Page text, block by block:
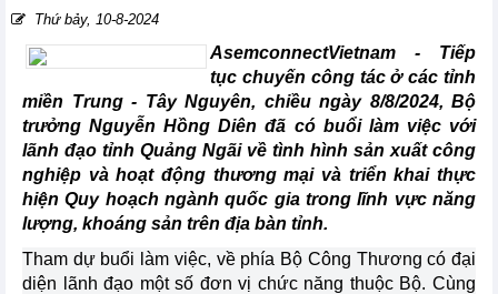
Thứ bảy, 10-8-2024
AsemconnectVietnam - Tiếp
tục chuyến công tác ở các tỉnh
miền Trung - Tây Nguyên, chiều ngày 8/8/2024, Bộ
trưởng Nguyễn Hồng Diên đã có buổi làm việc với
lãnh đạo tỉnh Quảng Ngãi về tình hình sản xuất công
nghiệp và hoạt động thương mại và triển khai thực
hiện Quy hoạch ngành quốc gia trong lĩnh vực năng
lượng, khoáng sản trên địa bàn tỉnh.
Tham dự buổi làm việc, về phía Bộ Công Thương có đại
diện lãnh đạo một số đơn vị chức năng thuộc Bộ. Cùng